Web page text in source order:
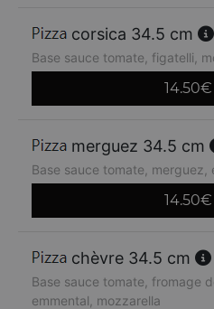
corsica 34.5 cm
Base sauce tomate, figatelli,
14.50€
merguez 34.5 cm
Base sauce tomate, merguez,
14.50€
chèvre 34.5 cm
Base sauce tomate, fromage
emmental, mozzarella